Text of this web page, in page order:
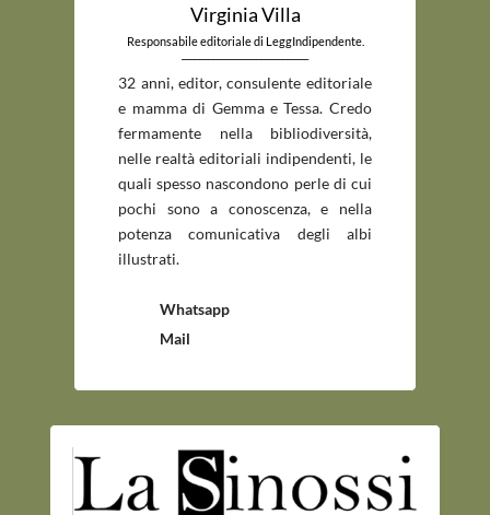
Virginia Villa
Responsabile editoriale di LeggIndipendente.
_____________________________
32 anni, editor, consulente editoriale
e mamma di Gemma e Tessa. Credo
fermamente nella bibliodiversità,
nelle realtà editoriali indipendenti, le
quali spesso nascondono perle di cui
pochi sono a conoscenza, e nella
potenza comunicativa degli albi
illustrati.
Whatsapp
Mail